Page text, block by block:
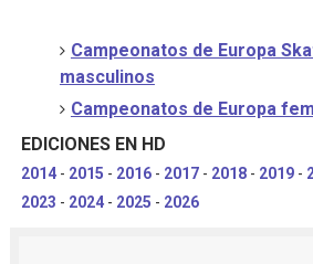
Campeonatos de Europa
masculinos
Campeonatos de Europa
EDICIONES EN HD
2014- 2015 - 2016- 2017- 2018- 2019-
2023 - 2024- 2025 - 2026